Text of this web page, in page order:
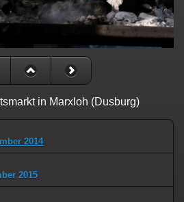
in Marxloh (Dusburg)
2014
2015